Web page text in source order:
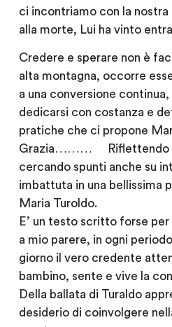
ci incontriamo con la
alla morte, Lui ha vinto
Credere e sperare non è
alta montagna, occorre
a una conversione
dedicarsi con costanza e
pratiche che ci propone
Grazia……… Riflettendo
cercando spunti anche su
imbattuta in una bellissima
Maria Turoldo.
E’ un testo scritto forse per
a mio parere, in ogni
giorno il vero credente
bambino, sente e vive la
Della ballata di Turaldo
desiderio di coinvolgere